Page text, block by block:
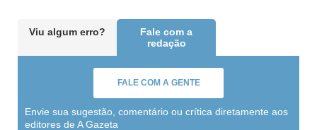
Viu algum erro?
Fale com a
redação
FALE COM A GENTE
Envie sua sugestão, comentário ou crítica diretamente aos
editores de A Gazeta